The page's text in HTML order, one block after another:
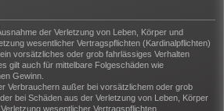
der Verletzung von Leben, Körper und
wesentlicher Vertragspflichten (Kardinalpflichten)
vorsätzliches oder grob fahrlässiges Verhalten
gilt auch für mittelbare Folgeschäden wie
Gewinn.
Verbrauchern außer bei vorsätzlichem oder grob
bei Schäden aus der Verletzung von Leben, Körper
wesentlicher Vertragspflichten